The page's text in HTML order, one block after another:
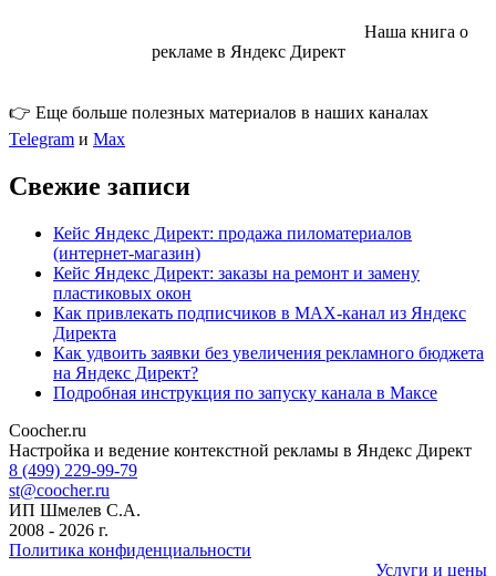
Наша книга о
рекламе в Яндекс Директ
👉 Еще больше полезных материалов в наших каналах
Telegram и Max
Свежие записи
Кейс Яндекс Директ: продажа пиломатериалов
(интернет-магазин)
Кейс Яндекс Директ: заказы на ремонт и замену
пластиковых окон
Как привлекать подписчиков в MAX-канал из Яндекс
Директа
Как удвоить заявки без увеличения рекламного бюджета
на Яндекс Директ?
Подробная инструкция по запуску канала в Максе
Amphibious Theme by
Coocher.ru
Настройка и ведение контекстной рекламы в Яндекс Директ
8 (499) 229-99-79
st@coocher.ru
ИП Шмелев С.А.
2008 - 2026 г.
Политика конфиденциальности
Услуги и цены